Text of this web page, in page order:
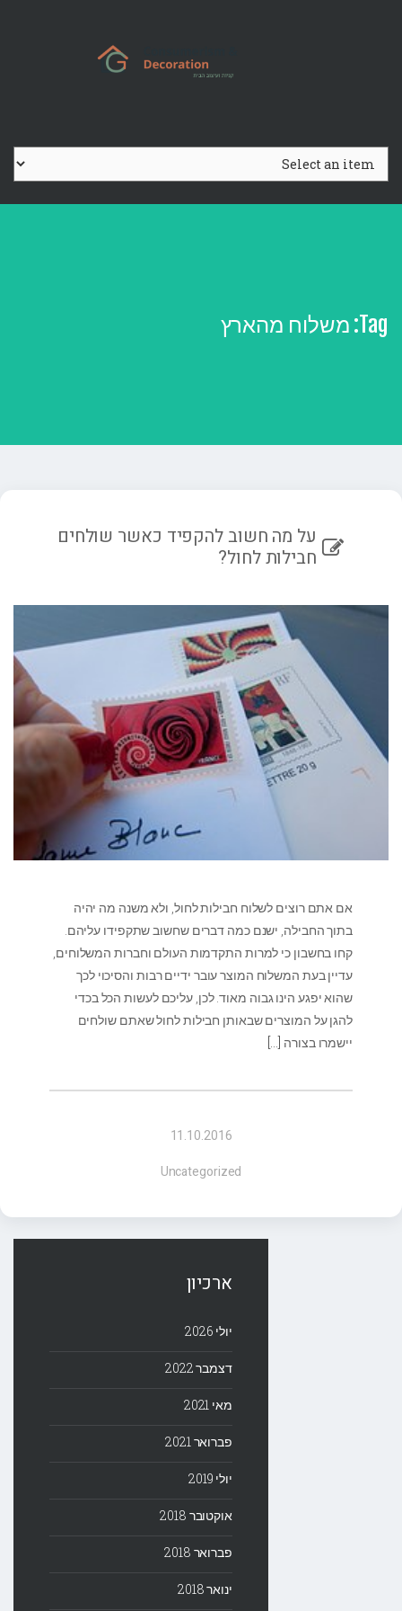
Tag: משלוח מהארץ
על מה חשוב להקפיד כאשר שולחים
חבילות לחול?
אם אתם רוצים לשלוח חבילות לחול, ולא משנה מה יהיה
בתוך החבילה, ישנם כמה דברים שחשוב שתקפידו עליהם.
קחו בחשבון כי למרות התקדמות העולם וחברות המשלוחים,
עדיין בעת המשלוח המוצר עובר ידיים רבות והסיכוי לכך
שהוא יפגע הינו גבוה מאוד. לכן, עליכם לעשות הכל בכדי
להגן על המוצרים שבאותן חבילות לחול שאתם שולחים
יישמרו בצורה […]
11.10.2016
Uncategorized
ארכיון
יולי 2026
דצמבר 2022
מאי 2021
פברואר 2021
יולי 2019
אוקטובר 2018
פברואר 2018
ינואר 2018